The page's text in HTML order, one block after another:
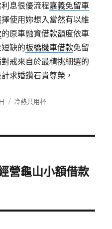
息很優流程嘉義免留車
使用妳想入當然有以維
的原車融資借款額度依車
缺的板橋機車借款免留
戒來自於最精挑細選的
求婚鑽石貴尊榮，
分
冷熱共用杯
營龜山小額借款